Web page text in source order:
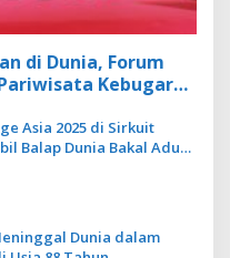
di Dunia, Forum
Kebugaran
Asia 2025 di Sirkuit
Balap Dunia Bakal Adu
Dunia dalam